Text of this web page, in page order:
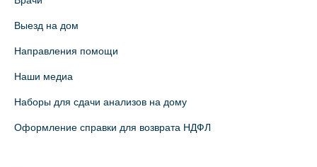
Медицинский центр "Доктор Семейный"
(официальный партнер),
+7 (812) 664-55-80
На карте
Выезд на дом
Направления помощи
Наши медиа
Наборы для сдачи анализов на дому
Оформление справки для возврата НДФЛ